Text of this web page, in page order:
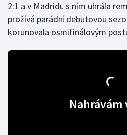
2:1 a v Madridu s ním uhrála
prožívá parádní debutovou
korunovala osmifinálovým
Nahrávám